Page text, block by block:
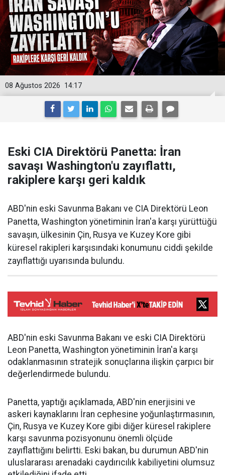
14:17
08 Ağustos 2026
Eski CIA Direktörü Panetta: İran
savaşı Washington'u zayıflattı,
rakiplere karşı geri kaldık
ABD'nin eski Savunma Bakanı ve CIA Direktörü Leon
Panetta, Washington yönetiminin İran'a karşı yürüttüğü
savaşın, ülkesinin Çin, Rusya ve Kuzey Kore gibi
küresel rakipleri karşısındaki konumunu ciddi şekilde
zayıflattığı uyarısında bulundu.
ABD'nin eski Savunma Bakanı ve eski CIA Direktörü
Leon Panetta, Washington yönetiminin İran'a karşı
odaklanmasının stratejik sonuçlarına ilişkin çarpıcı bir
değerlendirmede bulundu.
Panetta, yaptığı açıklamada, ABD'nin enerjisini ve
askeri kaynaklarını İran cephesine yoğunlaştırmasının,
Çin, Rusya ve Kuzey Kore gibi diğer küresel rakiplere
karşı savunma pozisyonunu önemli ölçüde
zayıflattığını belirtti. Eski bakan, bu durumun ABD'nin
uluslararası arenadaki caydırıcılık kabiliyetini olumsuz